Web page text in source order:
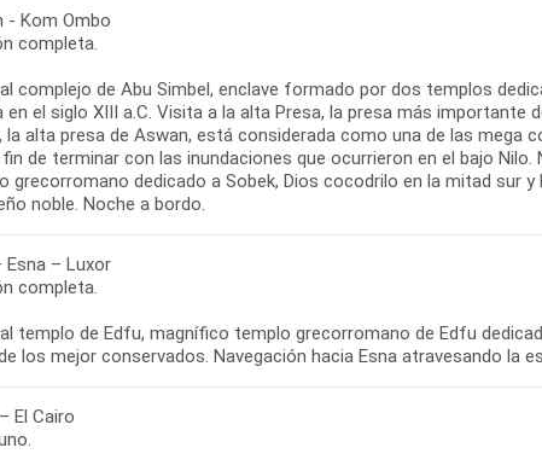
- Kom Ombo
completa.
complejo de Abu Simbel, enclave formado por dos templos
en el siglo XIII a.C. Visita a la alta Presa, la presa más
la alta presa de Aswan, está considerada como una de las mega
de terminar con las inundaciones que ocurrieron en el bajo
grecorromano dedicado a Sobek, Dios cocodrilo en la mitad sur
noble. Noche a bordo.
Esna – Luxor
completa.
templo de Edfu, magnífico templo grecorromano de Edfu
los mejor conservados. Navegación hacia Esna atravesando la
El Cairo